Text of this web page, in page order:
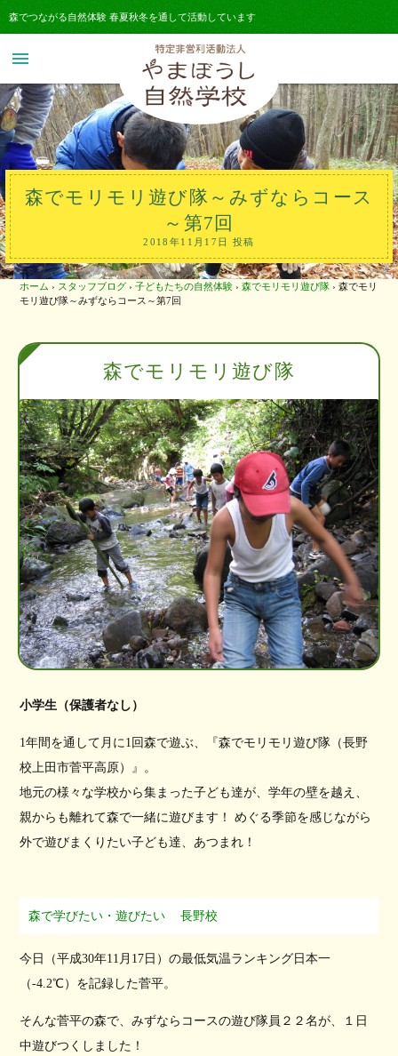
森でつながる自然体験 春夏秋冬を通して活動しています
menu
森でモリモリ遊び隊～みずならコース
～第7回
2018年11月17日 投稿
ホーム › スタッフブログ › 子どもたちの自然体験 › 森でモリモリ遊び隊 › 森でモリ
モリ遊び隊～みずならコース～第7回
森でモリモリ遊び隊
小学生（保護者なし）
1年間を通して月に1回森で遊ぶ、『森でモリモリ遊び隊（長野
校上田市菅平高原）』。
地元の様々な学校から集まった子ども達が、学年の壁を越え、
親からも離れて森で一緒に遊びます！ めぐる季節を感じながら
外で遊びまくりたい子ども達、あつまれ！
森で学びたい・遊びたい 長野校
今日（平成30年11月17日）の最低気温ランキング日本一
（-4.2℃）を記録した菅平。
そんな菅平の森で、みずならコースの遊び隊員２２名が、１日
中遊びつくしました！